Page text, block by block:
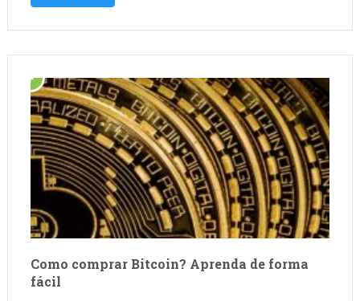
Como comprar Bitcoin? Aprenda de forma
fácil